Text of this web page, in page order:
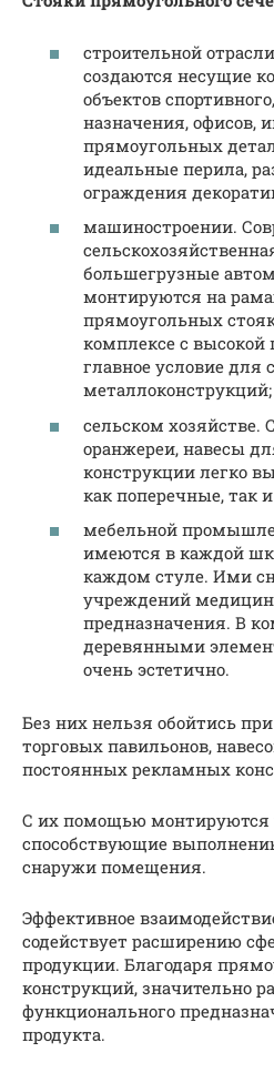
строительной
создаются несущие
объектов
назначения, офисов,
прямоугольных
идеальные перила,
ограждения
машиностроении.
большегрузные
монтируются на
прямоугольных
комплексе с высокой
главное условие
металлоконструкций;
сельском
оранжереи, навесы
конструкции легко
как поперечные, так
мебельной
имеются в каждой
каждом стуле. Ими
учреждений
предназначения. В
деревянными
очень эстетично.
Без них нельзя обойтись
торговых павильонов,
постоянных рекламных
С их помощью монтируются
способствующие
снаружи помещения.
Эффективное
содействует расширению
продукции. Благодаря
конструкций, значительно
функционального
продукта.